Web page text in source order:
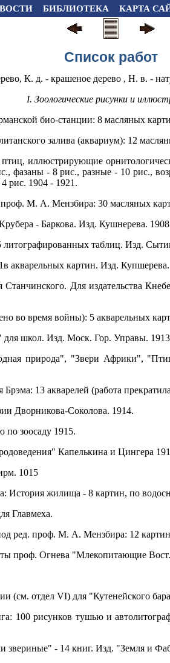
БИБЛИОТЕКА КАРТА
Список работ
К. д. - крашеное дерево , Н. в. -
I. Зоологические рисунки и
био-станции: 8 масляных
залива (аквариум): 12
птиц, иллюстрирующие
фазаны - 8 рис., разные - 10 рис.,
рис. 1904 - 1921.
М. А. Мензбира: 30 масляных
- Баркова. Изд. Кушнерева.
литографированных таблиц. Изд.
акварельных картин. Изд.
Для издательства
во время войны): 5 акварельных
школ. Изд. Моск. Гор. Управы.
природа", "Звери Африки",
Брэма: 13 акварелей (работа
Дворникова-Соколова. 1914.
зоосаду 1915.
Капелькина и Цингера
1015
История жилища - 8 картин, по
Главмеха.
ред. проф. М. А. Мензбира: 12 картин
проф. Огнева "Млекопитающие
(см. отдел VI) для "Кутенейского
100 рисунков тушью и
звериные" - 14 книг. Изд. "Земля и